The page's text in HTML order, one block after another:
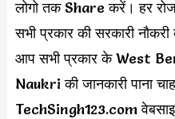
लोगो तक Share करें। हर
सभी प्रकार की सरकारी नौकरी
आप सभी प्रकार के West
Naukri की जानकारी पाना
TechSingh123.com